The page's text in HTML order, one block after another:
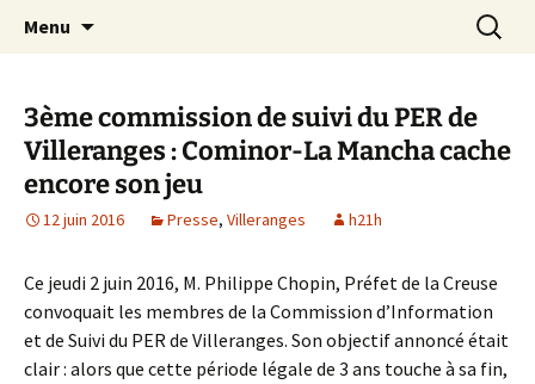
Le site du Collectif Stop Mines
23
Menu
3ème commission de suivi du PER de
Villeranges : Cominor-La Mancha cache
encore son jeu
12 juin 2016 Presse, Villeranges h21h
Ce jeudi 2 juin 2016, M. Philippe Chopin, Préfet de la Creuse
convoquait les membres de la Commission d’Information
et de Suivi du PER de Villeranges. Son objectif annoncé était
clair : alors que cette période légale de 3 ans touche à sa fin,